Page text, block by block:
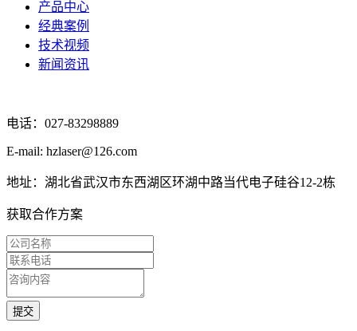
产品中心
经典案例
技术视频
新闻资讯
电话：027-83298889
E-mail: hzlaser@126.com
地址：湖北省武汉市东西湖区环湖中路当代电子硅谷12-2栋
获取合作方案